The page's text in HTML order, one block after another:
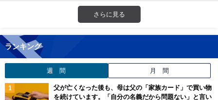
さらに見る
ランキング
週 間 月 間
父が亡くなった後も、母は父の「家族カード」で買い物
を続けています。「自分の名義だから問題ない」と言い